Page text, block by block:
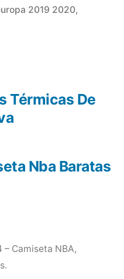
2019 2020,
Nba Baratas
Térmicas De
– Camiseta NBA,